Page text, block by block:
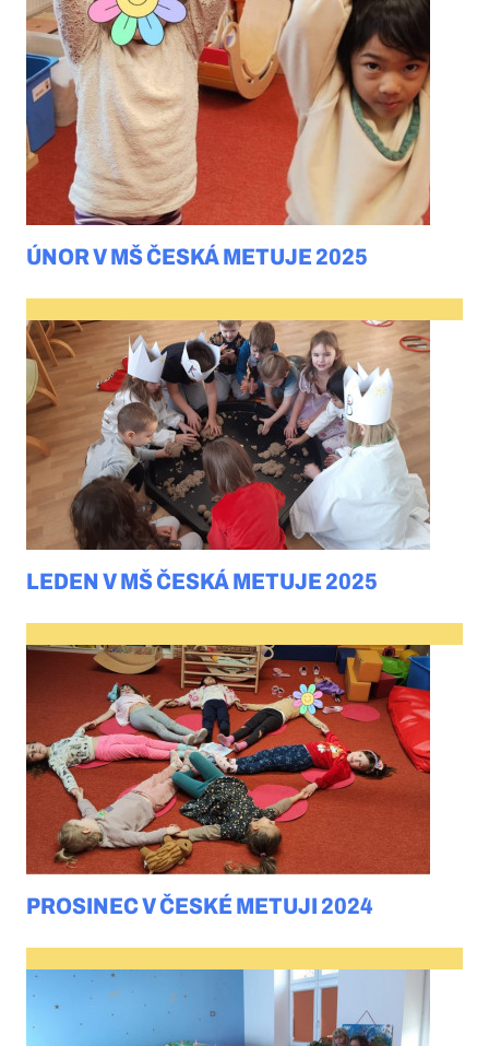
ÚNOR V MŠ ČESKÁ METUJE 2025
LEDEN V MŠ ČESKÁ METUJE 2025
PROSINEC V ČESKÉ METUJI 2024